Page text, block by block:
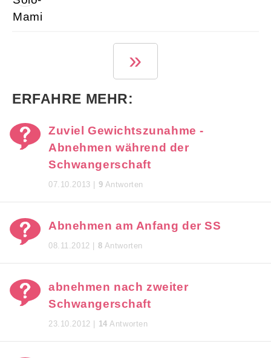
1 von 3
»
ERFAHRE MEHR:
Zuviel Gewichtszunahme -
Abnehmen während der
Schwangerschaft
07.10.2013 | 9 Antworten
Abnehmen am Anfang der SS
08.11.2012 | 8 Antworten
abnehmen nach zweiter
Schwangerschaft
23.10.2012 | 14 Antworten